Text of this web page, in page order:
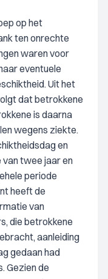
op het
ten onrechte
waren voor
eventuele
Uit het
dat betrokkene
is daarna
wegens ziekte.
en
twee jaar en
periode
heeft de
van
die betrokkene
aanleiding
gedaan had
Gezien de